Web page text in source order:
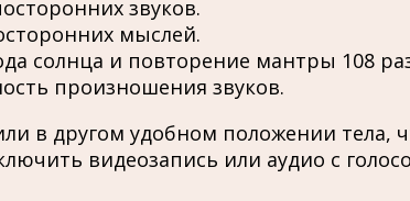
звуков.
мыслей.
солнца и повторение мантры 108
произношения звуков.
в другом удобном положении
видеозапись или аудио с